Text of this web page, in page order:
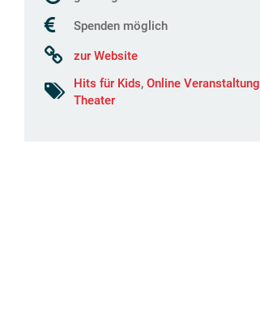
Spenden möglich
zur Website
Hits für Kids, Online Veranstaltung
Theater